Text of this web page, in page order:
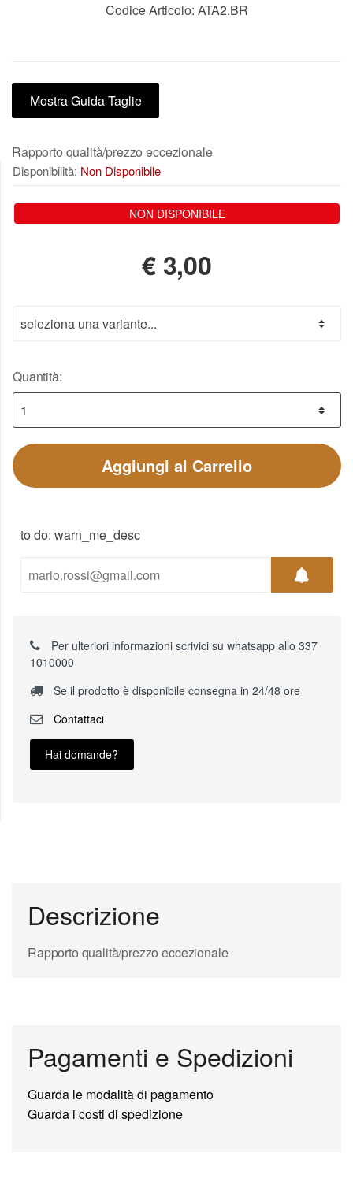
Codice Articolo: ATA2.BR
Mostra Guida Taglie
Rapporto qualità/prezzo eccezionale
Disponibilità: Non Disponibile
NON DISPONIBILE
€ 3,00
Quantità:
Aggiungi al Carrello
to do: warn_me_desc
Per ulteriori informazioni scrivici su whatsapp allo 337
1010000
Se il prodotto è disponibile consegna in 24/48 ore
Contattaci
Hai domande?
Descrizione
Rapporto qualità/prezzo eccezionale
Pagamenti e Spedizioni
Guarda le modalità di pagamento
Guarda i costi di spedizione